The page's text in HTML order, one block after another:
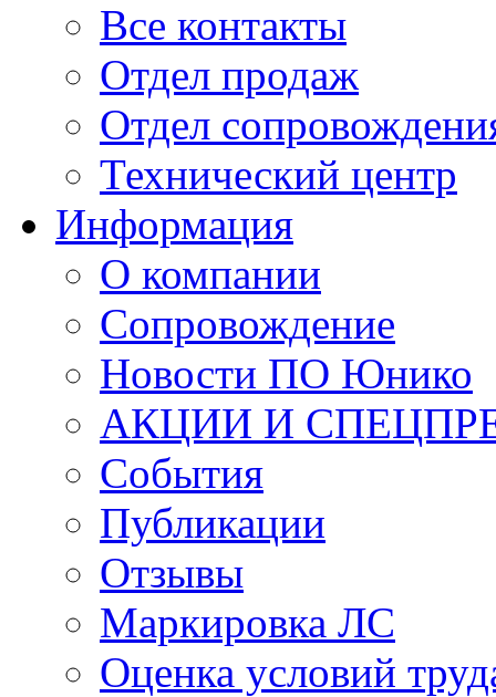
Все контакты
Отдел продаж
Отдел
Технический центр
Информация
О компании
Сопровождение
Новости ПО Юнико
АКЦИИ И
События
Публикации
Отзывы
Маркировка ЛС
Оценка условий